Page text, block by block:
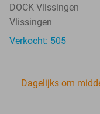
DOCK Vlissingen
Vlissingen
Verkocht: 505
Dagelijks om